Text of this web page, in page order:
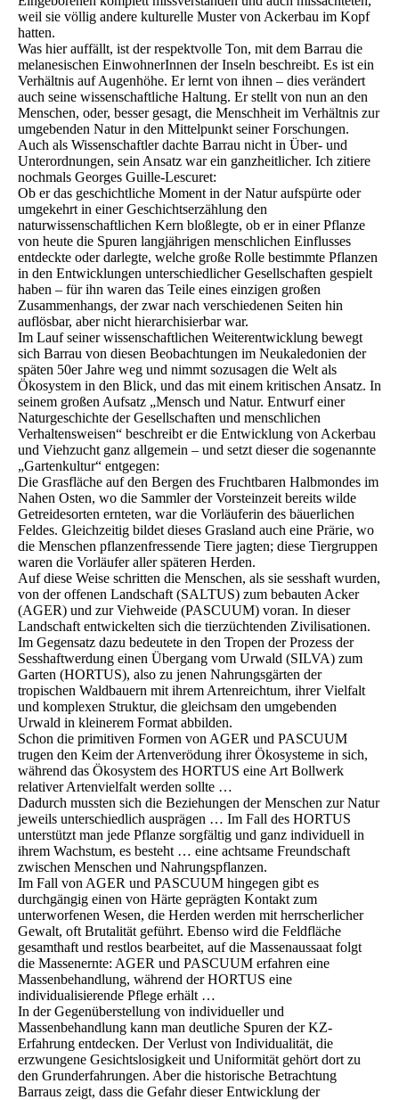
weil sie völlig andere kulturelle Muster von Ackerbau im Kopf
hatten.
Was hier auffällt, ist der respektvolle Ton, mit dem Barrau die
melanesischen EinwohnerInnen der Inseln beschreibt. Es ist ein
Verhältnis auf Augenhöhe. Er lernt von ihnen – dies verändert
auch seine wissenschaftliche Haltung. Er stellt von nun an den
Menschen, oder, besser gesagt, die Menschheit im Verhältnis zur
umgebenden Natur in den Mittelpunkt seiner Forschungen.
Auch als Wissenschaftler dachte Barrau nicht in Über- und
Unterordnungen, sein Ansatz war ein ganzheitlicher. Ich zitiere
nochmals Georges Guille-Lescuret:
Ob er das geschichtliche Moment in der Natur aufspürte oder
umgekehrt in einer Geschichtserzählung den
naturwissenschaftlichen Kern bloßlegte, ob er in einer Pflanze
von heute die Spuren langjährigen menschlichen Einflusses
entdeckte oder darlegte, welche große Rolle bestimmte Pflanzen
in den Entwicklungen unterschiedlicher Gesellschaften gespielt
haben – für ihn waren das Teile eines einzigen großen
Zusammenhangs, der zwar nach verschiedenen Seiten hin
auflösbar, aber nicht hierarchisierbar war.
Im Lauf seiner wissenschaftlichen Weiterentwicklung bewegt
sich Barrau von diesen Beobachtungen im Neukaledonien der
späten 50er Jahre weg und nimmt sozusagen die Welt als
Ökosystem in den Blick, und das mit einem kritischen Ansatz. In
seinem großen Aufsatz „Mensch und Natur. Entwurf einer
Naturgeschichte der Gesellschaften und menschlichen
Verhaltensweisen“ beschreibt er die Entwicklung von Ackerbau
und Viehzucht ganz allgemein – und setzt dieser die sogenannte
„Gartenkultur“ entgegen:
Die Grasfläche auf den Bergen des Fruchtbaren Halbmondes im
Na­hen Osten, wo die Sammler der Vorsteinzeit bereits wilde
Getreidesorten ernteten, war die Vorläuferin des bäuerlichen
Feldes. Gleichzeitig bildet dieses Grasland auch eine Prärie, wo
die Menschen pflanzenfressende Tiere jagten; diese Tiergruppen
waren die Vorläufer aller späteren Herden.
Auf diese Weise schritten die Menschen, als sie sesshaft wurden,
von der offenen Landschaft (SALTUS) zum bebauten Acker
(AGER) und zur Viehweide (PASCUUM) voran. In dieser
Landschaft entwickelten sich die tierzüchtenden Zivilisationen.
Im Gegensatz dazu bedeutete in den Tropen der Prozess der
Sesshaft­werdung einen Übergang vom Urwald (SILVA) zum
Garten (HORTUS), also zu jenen Nahrungsgärten der
tropischen Waldbauern mit ihrem Artenreichtum, ihrer Vielfalt
und komplexen Struktur, die gleichsam den umgebenden
Urwald in kleinerem Format abbilden.
Schon die primitiven Formen von AGER und PASCUUM
trugen den Keim der Artenverödung ihrer Ökosysteme in sich,
während das Öko­system des HORTUS eine Art Bollwerk
relativer Artenvielfalt werden sollte …
Dadurch mussten sich die Beziehungen der Menschen zur Natur
jeweils unterschiedlich ausprägen … Im Fall des HORTUS
unterstützt man jede Pflanze sorgfältig und ganz individuell in
ihrem Wachstum, es besteht … eine achtsame Freundschaft
zwischen Menschen und Nahrungspflanzen.
Im Fall von AGER und PASCUUM hingegen gibt es
durchgängig einen von Härte geprägten Kontakt zum
unterworfenen Wesen, die Herden werden mit herrscherlicher
Gewalt, oft Brutalität geführt. Ebenso wird die Feldfläche
gesamthaft und restlos bearbeitet, auf die Massenaussaat folgt
die Massenernte: AGER und PASCUUM erfahren eine
Massenbe­handlung, während der HORTUS eine
individualisierende Pflege erhält …
In der Gegenüberstellung von individueller und
Massenbehandlung kann man deutliche Spuren der KZ-
Erfahrung entdecken. Der Verlust von Individualität, die
erzwungene Gesichtslosigkeit und Uniformität gehört dort zu
den Grunderfahrungen. Aber die historische Betrachtung
Barraus zeigt, dass die Gefahr dieser Entwicklung der